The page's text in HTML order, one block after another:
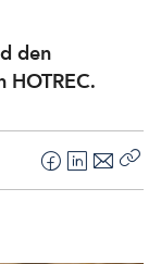
den
F
L
E